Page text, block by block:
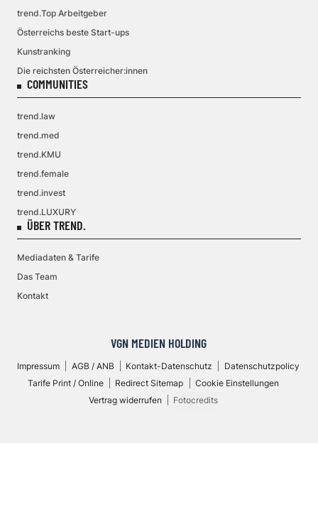
trend.Top Arbeitgeber
Österreichs beste Start-ups
Kunstranking
Die reichsten Österreicher:innen
COMMUNITIES
trend.law
trend.med
trend.KMU
trend.female
trend.invest
trend.LUXURY
ÜBER TREND.
Mediadaten & Tarife
Das Team
Kontakt
VGN MEDIEN HOLDING
Impressum AGB / ANB Kontakt-Datenschutz
Datenschutzpolicy
Tarife Print / Online
Redirect Sitemap
Cookie Einstellungen
Vertrag widerrufen
Fotocredits